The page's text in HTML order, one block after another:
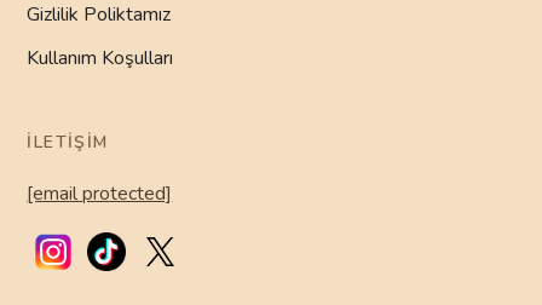
Gizlilik Poliktamız
Kullanım Koşulları
İLETIŞIM
[email protected]